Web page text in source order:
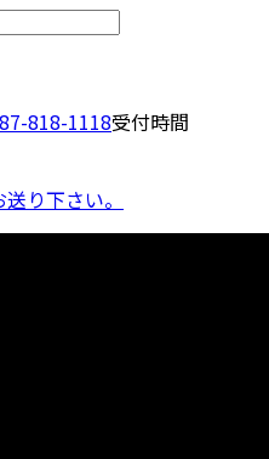
818-1118受付時間
り下さい。